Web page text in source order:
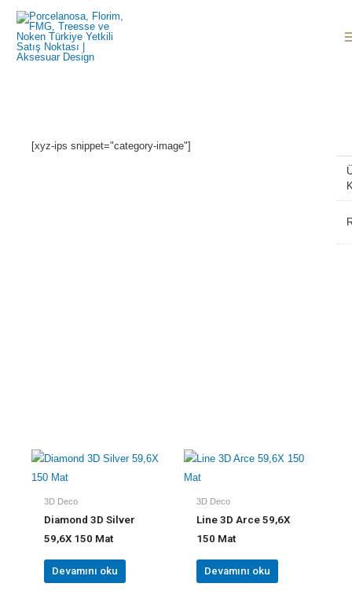
İçeriğe
[xyz-ips snippet="category-image"]
3D Deco
Diamond 3D Silver
59,6X 150 Mat
Devamını oku
3D Deco
Line 3D Arce 59,6X
150 Mat
Devamını oku